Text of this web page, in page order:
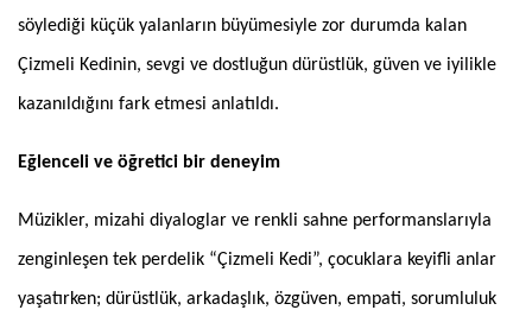
söylediği küçük yalanların büyümesiyle zor durumda kalan
Çizmeli Kedinin, sevgi ve dostluğun dürüstlük, güven ve iyilikle
kazanıldığını fark etmesi anlatıldı.
Eğlenceli ve öğretici bir deneyim
Müzikler, mizahi diyaloglar ve renkli sahne performanslarıyla
zenginleşen tek perdelik “Çizmeli Kedi”, çocuklara keyifli anlar
yaşatırken; dürüstlük, arkadaşlık, özgüven, empati, sorumluluk